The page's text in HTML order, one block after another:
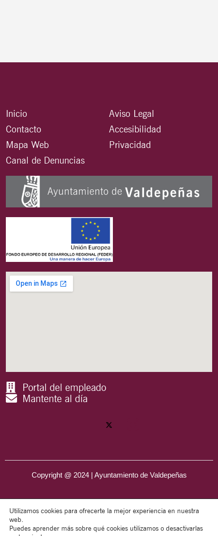
Inicio
Contacto
Mapa Web
Canal de Denuncias
Aviso Legal
Accesibilidad
Privacidad
Portal del empleado
Mantente al día
Copyright @ 2024 | Ayuntamiento de Valdepeñas
Utilizamos cookies para ofrecerte la mejor experiencia en nuestra
web.
Puedes aprender más sobre qué cookies utilizamos o desactivarlas